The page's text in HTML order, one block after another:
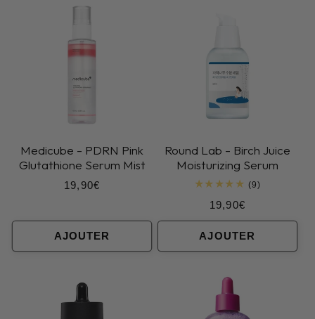
Medicube - PDRN Pink
Glutathione Serum Mist
Prix
19,90€
AJOUTER
Round Lab - Birch Juice
Moisturizing Serum
(9)9
Prix
habituel
19,90€
AJOUTER